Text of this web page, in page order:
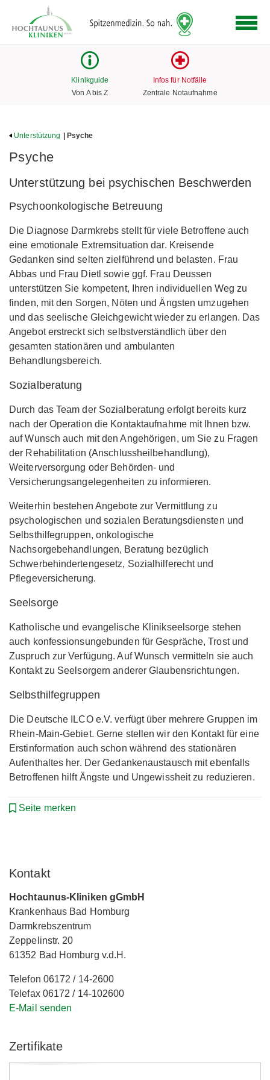
Link
zur
Klinikguide
Von A bis Z
Infos für Notfälle
Zentrale Notaufnahme
Unterstützung | Psyche
Psyche
Unterstützung bei psychischen Beschwerden
Psychoonkologische Betreuung
Die Diagnose Darmkrebs stellt für viele Betroffene auch
eine emotionale Extremsituation dar. Kreisende
Gedanken sind selten zielführend und belasten. Frau
Abbas und Frau Dietl sowie ggf. Frau Deussen
unterstützen Sie kompetent, Ihren individuellen Weg zu
finden, mit den Sorgen, Nöten und Ängsten umzugehen
und das seelische Gleichgewicht wieder zu erlangen. Das
Angebot erstreckt sich selbstverständlich über den
gesamten stationären und ambulanten
Behandlungsbereich.
Sozialberatung
Durch das Team der Sozialberatung erfolgt bereits kurz
nach der Operation die Kontaktaufnahme mit Ihnen bzw.
auf Wunsch auch mit den Angehörigen, um Sie zu Fragen
der Rehabilitation (Anschlussheilbehandlung),
Weiterversorgung oder Behörden- und
Versicherungsangelegenheiten zu informieren.
Weiterhin bestehen Angebote zur Vermittlung zu
psychologischen und sozialen Beratungsdiensten und
Selbsthilfegruppen, onkologische
Nachsorgebehandlungen, Beratung bezüglich
Schwerbehindertengesetz, Sozialhilferecht und
Pflegeversicherung.
Seelsorge
Katholische und evangelische Klinikseelsorge stehen
auch konfessionsungebunden für Gespräche, Trost und
Zuspruch zur Verfügung. Auf Wunsch vermitteln sie auch
Kontakt zu Seelsorgern anderer Glaubensrichtungen.
Selbsthilfegruppen
Die Deutsche ILCO e.V. verfügt über mehrere Gruppen im
Rhein-Main-Gebiet. Gerne stellen wir den Kontakt für eine
Erstinformation auch schon während des stationären
Aufenthaltes her. Der Gedankenaustausch mit ebenfalls
Betroffenen hilft Ängste und Ungewissheit zu reduzieren.
Seite merken
Kontakt
Hochtaunus-Kliniken gGmbH
Krankenhaus Bad Homburg
Darmkrebszentrum
Zeppelinstr. 20
61352 Bad Homburg v.d.H.
Telefon 06172 / 14-2600
Telefax 06172 / 14-102600
E-Mail senden
Zertifikate